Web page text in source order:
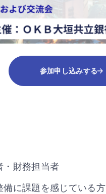
参加申し込みする
・財務担当者
に課題を感じている方